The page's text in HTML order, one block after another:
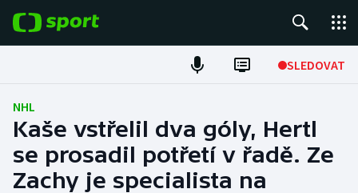
SLEDOVAT
Fotbal
Hokej
Tenis
NHL
Kaše vstřelil dva góly, Hertl
se prosadil potřetí v řadě. Ze
Zachy je specialista na